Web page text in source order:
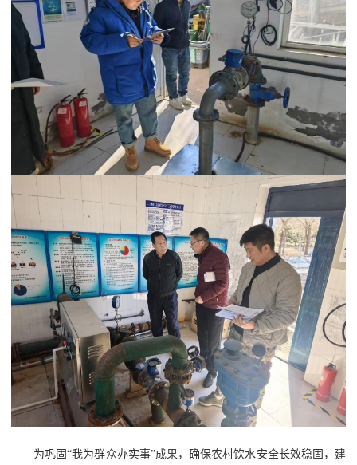
为巩固“我为群众办实事”成果，确保农村饮水安全长效稳固，建